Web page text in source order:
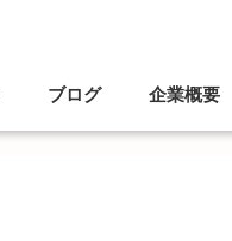
ブログ 企業概要